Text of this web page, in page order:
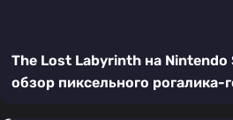
The Lost Labyrinth на
обзор пиксельного рогалика-